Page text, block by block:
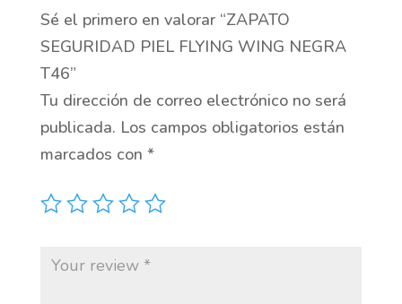
Sé el primero en valorar “ZAPATO
SEGURIDAD PIEL FLYING WING NEGRA
T46”
Tu dirección de correo electrónico no será
publicada. Los campos obligatorios están
marcados con *